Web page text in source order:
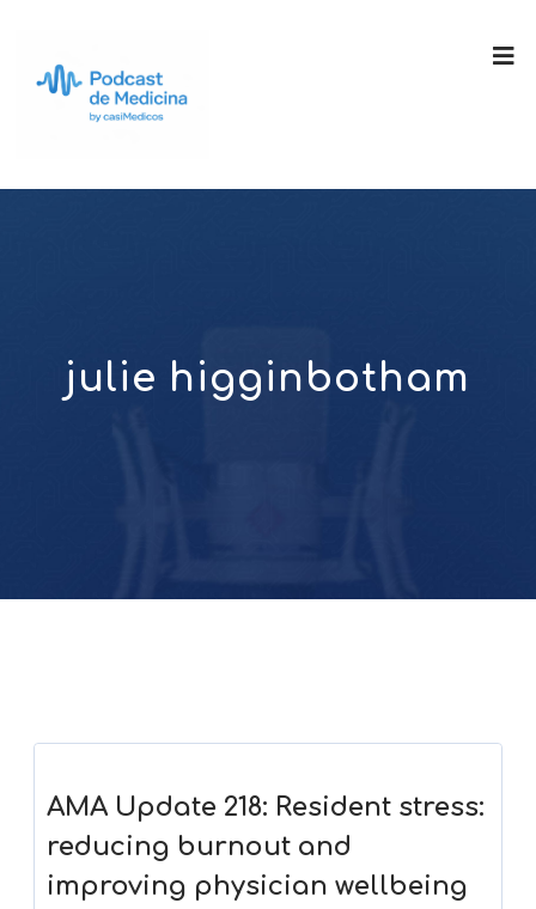
julie higginbotham
AMA Update 218: Resident stress:
reducing burnout and
improving physician wellbeing